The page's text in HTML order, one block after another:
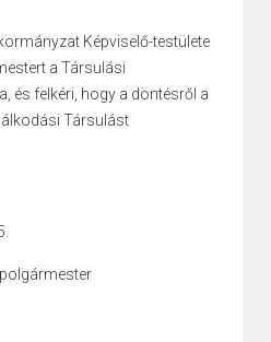
Képviselő-testülete
a Társulási
és felkéri, hogy a döntésről a
Társulást